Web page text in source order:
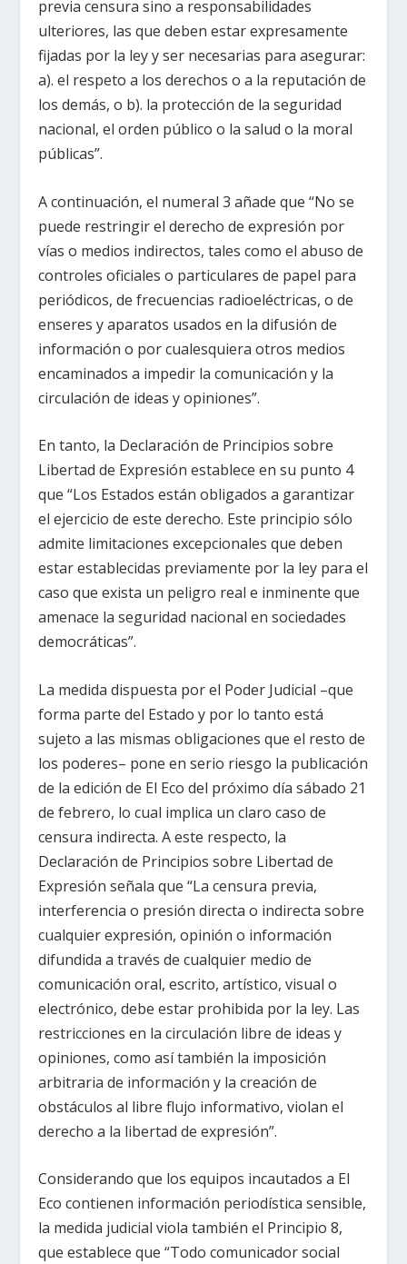
previa censura sino a responsabilidades
ulteriores, las que deben estar expresamente
fijadas por la ley y ser necesarias para asegurar:
a). el respeto a los derechos o a la reputación de
los demás, o b). la protección de la seguridad
nacional, el orden público o la salud o la moral
públicas”.
A continuación, el numeral 3 añade que “No se
puede restringir el derecho de expresión por
vías o medios indirectos, tales como el abuso de
controles oficiales o particulares de papel para
periódicos, de frecuencias radioeléctricas, o de
enseres y aparatos usados en la difusión de
información o por cualesquiera otros medios
encaminados a impedir la comunicación y la
circulación de ideas y opiniones”.
En tanto, la Declaración de Principios sobre
Libertad de Expresión establece en su punto 4
que “Los Estados están obligados a garantizar
el ejercicio de este derecho. Este principio sólo
admite limitaciones excepcionales que deben
estar establecidas previamente por la ley para el
caso que exista un peligro real e inminente que
amenace la seguridad nacional en sociedades
democráticas”.
La medida dispuesta por el Poder Judicial –que
forma parte del Estado y por lo tanto está
sujeto a las mismas obligaciones que el resto de
los poderes– pone en serio riesgo la publicación
de la edición de El Eco del próximo día sábado 21
de febrero, lo cual implica un claro caso de
censura indirecta. A este respecto, la
Declaración de Principios sobre Libertad de
Expresión señala que “La censura previa,
interferencia o presión directa o indirecta sobre
cualquier expresión, opinión o información
difundida a través de cualquier medio de
comunicación oral, escrito, artístico, visual o
electrónico, debe estar prohibida por la ley. Las
restricciones en la circulación libre de ideas y
opiniones, como así también la imposición
arbitraria de información y la creación de
obstáculos al libre flujo informativo, violan el
derecho a la libertad de expresión”.
Considerando que los equipos incautados a El
Eco contienen información periodística sensible,
la medida judicial viola también el Principio 8,
que establece que “Todo comunicador social